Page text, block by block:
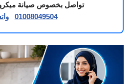
تواصل بخصوص صيانة
01008049504